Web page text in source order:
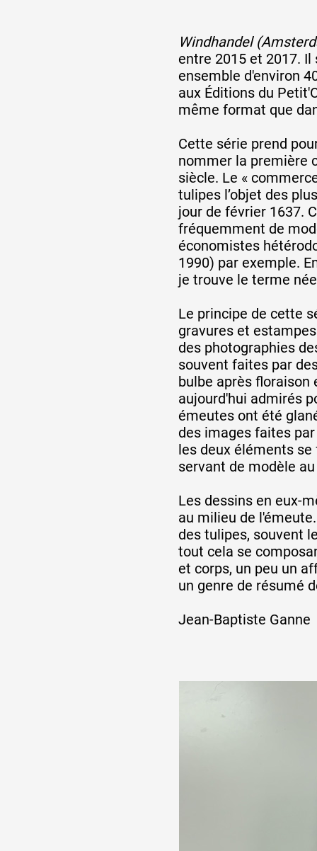
Réseau
De A à Z
Année par année
Collection vidéos
Candidater
Windhandel
entre 2015 et 2017.
ensemble d'environ
aux Éditions du
même format que
Cette série prend
nommer la première
siècle. Le «
tulipes l’objet des
jour de février 1637.
fréquemment de
économistes
1990) par exemple.
je trouve le terme
Le principe de cette
gravures et
des photographies
souvent faites par
bulbe après floraison
aujourd'hui admirés
émeutes ont été
des images faites
les deux éléments
servant de modèle
Les dessins en eux-
au milieu de
des tulipes, souvent
tout cela se
et corps, un peu un
un genre de résumé
Jean-Baptiste Ganne